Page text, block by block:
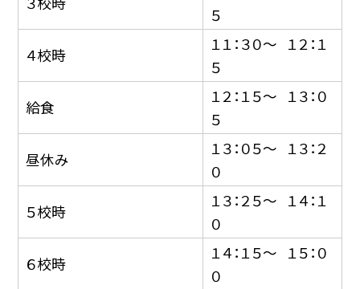
５
４校時
１１：３０〜 １２：１
５
給食
１２：１５〜 １３：０
５
昼休み
１３：０５〜 １３：２
０
５校時
１３：２５〜 １４：１
０
６校時
１４：１５〜 １５：０
０